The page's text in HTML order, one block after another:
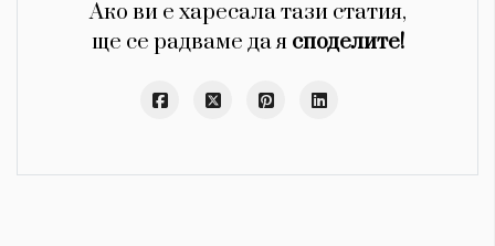
Ако ви е харесала тази статия,
ще се радваме да я споделите!